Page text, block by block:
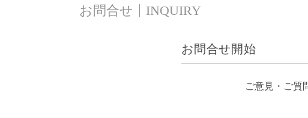
INQUIRY
お問合せ
お問合せ開始
ご意見・ご質